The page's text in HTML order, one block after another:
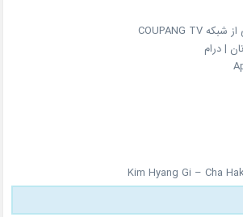
از شبکهCOUPANG TV
| درام
Kim Hyang Gi – Cha